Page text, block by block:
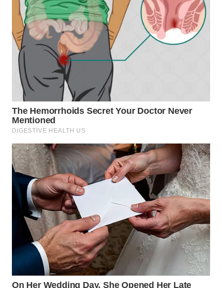
WN
NIAS
WN
LANGKAT
WN
TAPANULI
SELATAN
WN
LESUNG
WN
KARO
WN
SIMALUNGUN
WN
LABUHANBATU
WN